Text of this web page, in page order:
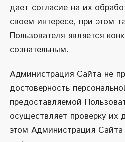
дает согласие на их
своем интересе, при этом
Пользователя является
сознательным.
Администрация Сайта не
достоверность
предоставляемой
осуществляет проверку их
этом Администрация Сайта